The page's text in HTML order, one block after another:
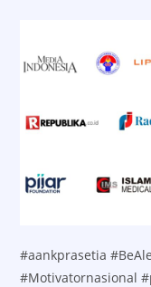
#aankprasetia
#Motivatornasional